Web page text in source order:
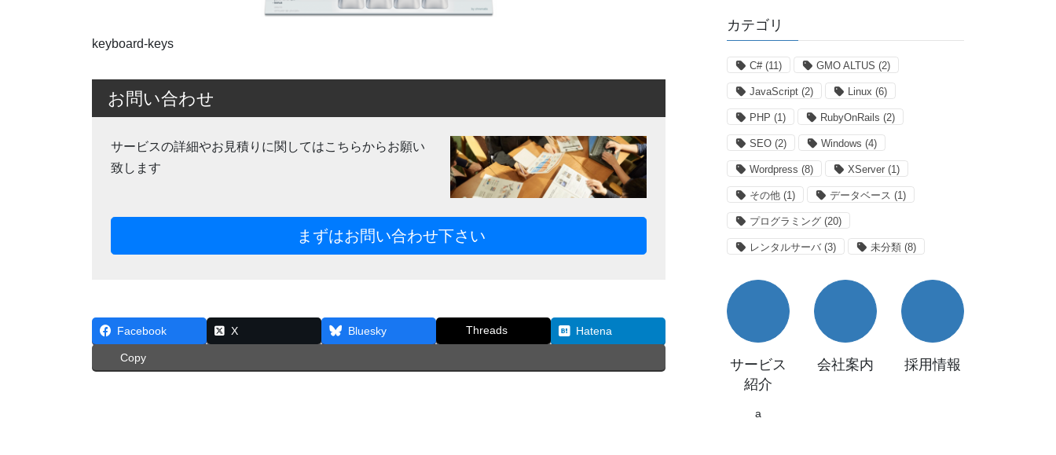
keyboard-keys
お問い合わせ
サービスの詳細やお見積りに関してはこちらからお願い
致します
まずはお問い合わせ下さい
Facebook X Bluesky Threads Hatena
Copy
カテゴリ
C#(11) GMO ALTUS (2)
JavaScript (2) Linux (6)
PHP (1) RubyOnRails (2)
SEO (2) Windows (4)
Wordpress (8) XServer (1)
その他 (1) データベース (1)
プログラミング (20)
レンタルサーバ (3) 未分類 (8)
サービス
紹介
a
会社案内 採用情報